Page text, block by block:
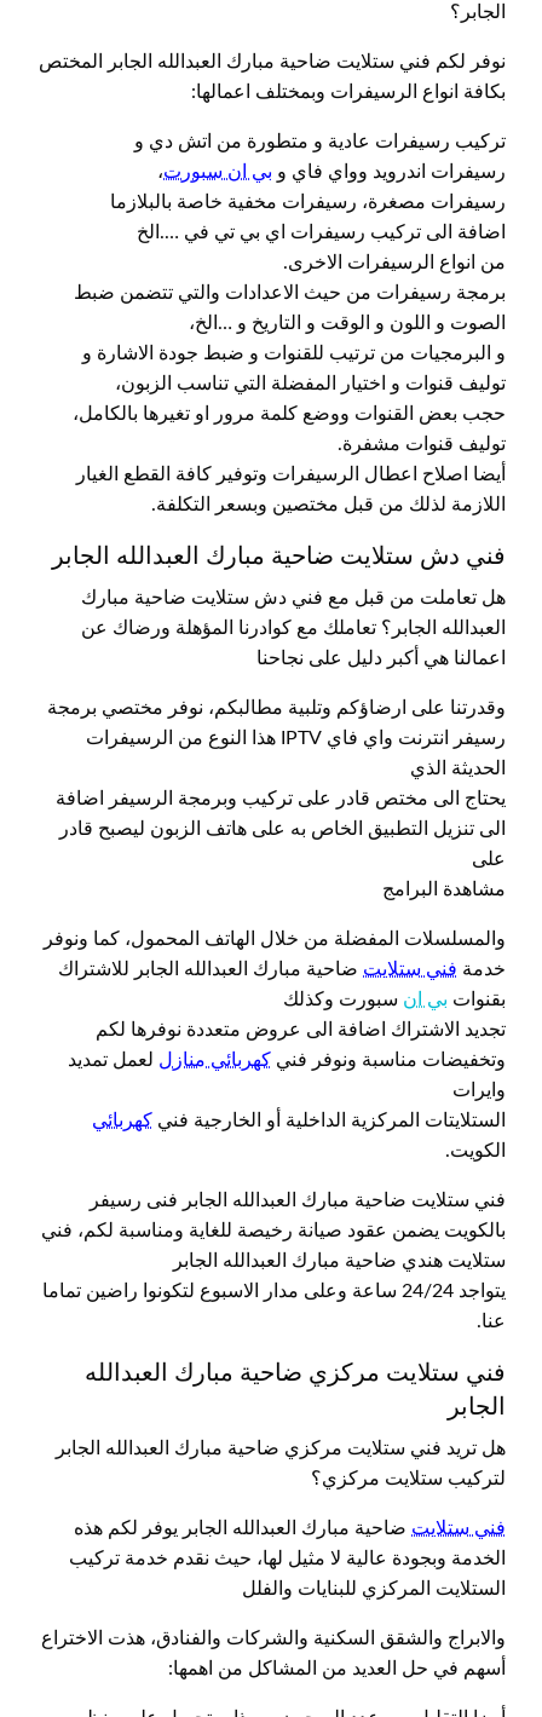
الجابر؟
نوفر لكم فني ستلايت ضاحية مبارك العبدالله الجابر المختص
بكافة انواع الرسيفرات وبمختلف اعمالها:
تركيب رسيفرات عادية و متطورة من اتش دي و
رسيفرات اندرويد وواي فاي و بي ان سبورت،
رسيفرات مصغرة، رسيفرات مخفية خاصة بالبلازما
اضافة الى تركيب رسيفرات اي بي تي في ….الخ
من انواع الرسيفرات الاخرى.
برمجة رسيفرات من حيث الاعدادات والتي تتضمن ضبط
الصوت و اللون و الوقت و التاريخ و …الخ،
و البرمجيات من ترتيب للقنوات و ضبط جودة الاشارة و
توليف قنوات و اختيار المفضلة التي تناسب الزبون،
حجب بعض القنوات ووضع كلمة مرور او تغيرها بالكامل،
توليف قنوات مشفرة.
أيضا اصلاح اعطال الرسيفرات وتوفير كافة القطع الغيار
اللازمة لذلك من قبل مختصين وبسعر التكلفة.
فني دش ستلايت ضاحية مبارك العبدالله الجابر
هل تعاملت من قبل مع فني دش ستلايت ضاحية مبارك
العبدالله الجابر؟ تعاملك مع كوادرنا المؤهلة ورضاك عن
اعمالنا هي أكبر دليل على نجاحنا
وقدرتنا على ارضاؤكم وتلبية مطالبكم، نوفر مختصي برمجة
رسيفر انترنت واي فاي IPTV هذا النوع من الرسيفرات
الحديثة الذي
يحتاج الى مختص قادر على تركيب وبرمجة الرسيفر اضافة
الى تنزيل التطبيق الخاص به على هاتف الزبون ليصبح قادر
على
مشاهدة البرامج
والمسلسلات المفضلة من خلال الهاتف المحمول، كما ونوفر
خدمة فني ستلايت ضاحية مبارك العبدالله الجابر للاشتراك
بقنوات بي ان سبورت وكذلك
تجديد الاشتراك اضافة الى عروض متعددة نوفرها لكم
وتخفيضات مناسبة ونوفر فني كهربائي منازل لعمل تمديد
وايرات
الستلايتات المركزية الداخلية أو الخارجية فني كهربائي
الكويت.
فني ستلايت ضاحية مبارك العبدالله الجابر فنى رسيفر
بالكويت يضمن عقود صيانة رخيصة للغاية ومناسبة لكم، فني
ستلايت هندي ضاحية مبارك العبدالله الجابر
يتواجد 24/24 ساعة وعلى مدار الاسبوع لتكونوا راضين تماما
عنا.
فني ستلايت مركزي ضاحية مبارك العبدالله
الجابر
هل تريد فني ستلايت مركزي ضاحية مبارك العبدالله الجابر
لتركيب ستلايت مركزي؟
فني ستلايت ضاحية مبارك العبدالله الجابر يوفر لكم هذه
الخدمة وبجودة عالية لا مثيل لها، حيث نقدم خدمة تركيب
الستلايت المركزي للبنايات والفلل
والابراج والشقق السكنية والشركات والفنادق، هذت الاختراع
أسهم في حل العديد من المشاكل من اهمها: